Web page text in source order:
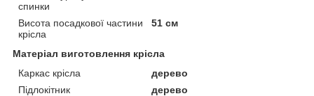
спинки
Висота посадкової частини
крісла
51 см
Матеріал виготовлення крісла
Каркас крісла
дерево
Підлокітник
дерево